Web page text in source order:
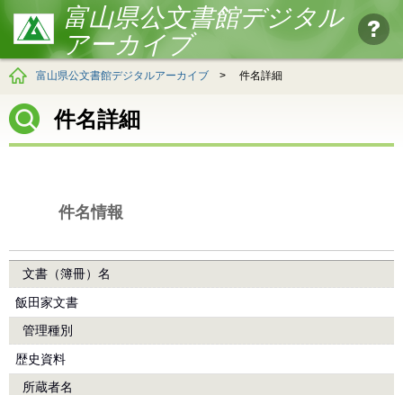
富山県公文書館デジタル
アーカイブ
富山県公文書館デジタルアーカイブ > 件名詳細
件名詳細
件名情報
文書（簿冊）名
飯田家文書
管理種別
歴史資料
所蔵者名